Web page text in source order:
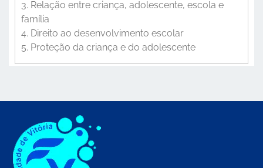
3. Relação entre criança, adolescente, escola e
família
4. Direito ao desenvolvimento escolar
5. Proteção da criança e do adolescente